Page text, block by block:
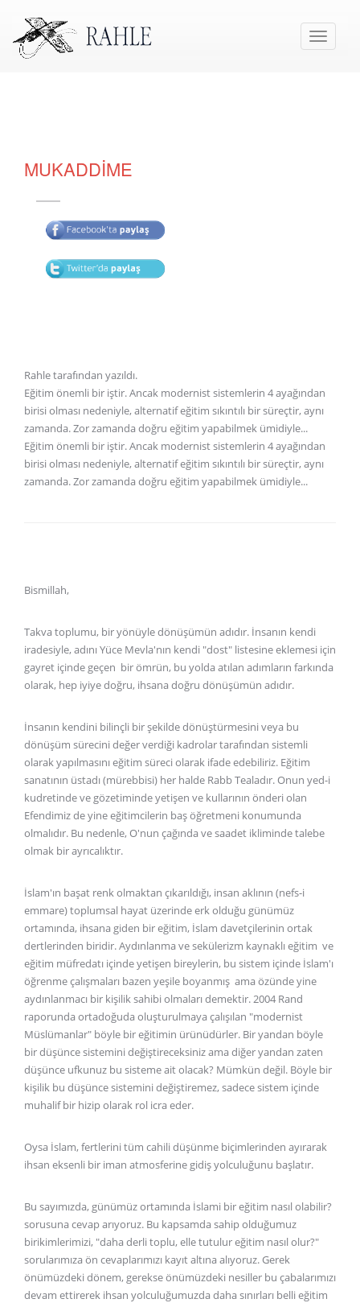
Toggle
MUKADDİME
Rahle tarafından yazıldı.
Eğitim önemli bir iştir. Ancak modernist sistemlerin 4 ayağından
birisi olması nedeniyle, alternatif eğitim sıkıntılı bir süreçtir, aynı
zamanda. Zor zamanda doğru eğitim yapabilmek ümidiyle...
Eğitim önemli bir iştir. Ancak modernist sistemlerin 4 ayağından
birisi olması nedeniyle, alternatif eğitim sıkıntılı bir süreçtir, aynı
zamanda. Zor zamanda doğru eğitim yapabilmek ümidiyle...
Bismillah,
Takva toplumu, bir yönüyle dönüşümün adıdır. İnsanın kendi
iradesiyle, adını Yüce Mevla'nın kendi "dost" listesine eklemesi için
gayret içinde geçen bir ömrün, bu yolda atılan adımların farkında
olarak, hep iyiye doğru, ihsana doğru dönüşümün adıdır.
İnsanın kendini bilinçli bir şekilde dönüştürmesini veya bu
dönüşüm sürecini değer verdiği kadrolar tarafından sistemli
olarak yapılmasını eğitim süreci olarak ifade edebiliriz. Eğitim
sanatının üstadı (mürebbisi) her halde Rabb Tealadır. Onun yed-i
kudretinde ve gözetiminde yetişen ve kullarının önderi olan
Efendimiz de yine eğitimcilerin baş öğretmeni konumunda
olmalıdır. Bu nedenle, O'nun çağında ve saadet ikliminde talebe
olmak bir ayrıcalıktır.
İslam'ın başat renk olmaktan çıkarıldığı, insan aklının (nefs-i
emmare) toplumsal hayat üzerinde erk olduğu günümüz
ortamında, ihsana giden bir eğitim, İslam davetçilerinin ortak
dertlerinden biridir. Aydınlanma ve sekülerizm kaynaklı eğitim ve
eğitim müfredatı içinde yetişen bireylerin, bu sistem içinde İslam'ı
öğrenme çalışmaları bazen yeşile boyanmış ama özünde yine
aydınlanmacı bir kişilik sahibi olmaları demektir. 2004 Rand
raporunda ortadoğuda oluşturulmaya çalışılan "modernist
Müslümanlar" böyle bir eğitimin ürünüdürler. Bir yandan böyle
bir düşünce sistemini değiştireceksiniz ama diğer yandan zaten
düşünce ufkunuz bu sisteme ait olacak? Mümkün değil. Böyle bir
kişilik bu düşünce sistemini değiştiremez, sadece sistem içinde
muhalif bir hizip olarak rol icra eder.
Oysa İslam, fertlerini tüm cahili düşünme biçimlerinden ayırarak
ihsan eksenli bir iman atmosferine gidiş yolculuğunu başlatır.
Bu sayımızda, günümüz ortamında İslami bir eğitim nasıl olabilir?
sorusuna cevap arıyoruz. Bu kapsamda sahip olduğumuz
birikimlerimizi, "daha derli toplu, elle tutulur eğitim nasıl olur?"
sorularımıza ön cevaplarımızı kayıt altına alıyoruz. Gerek
önümüzdeki dönem, gerekse önümüzdeki nesiller bu çabalarımızı
devam ettirerek ihsan yolculuğumuzda daha sınırları belli eğitim